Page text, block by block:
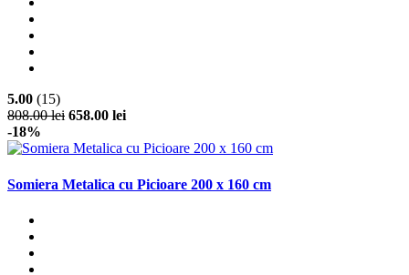
5.00 (15)
808.00 lei 658.00 lei
-18%
Somiera Metalica cu Picioare 200 x 160 cm